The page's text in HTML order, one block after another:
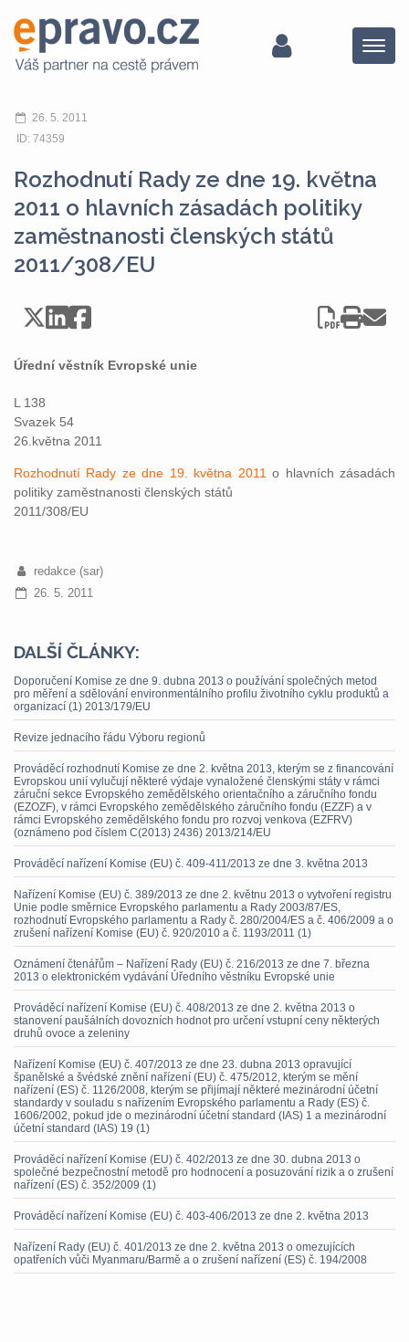
Menu
26. 5. 2011
ID: 74359
Rozhodnutí Rady ze dne 19. května
2011 o hlavních zásadách politiky
zaměstnanosti členských států
2011/308/EU
Úřední věstník Evropské unie
L 138
Svazek 54
26.května 2011
Rozhodnutí Rady ze dne 19. května 2011o hlavních zásadách
politiky zaměstnanosti členských států
2011/308/EU
redakce (sar)
26. 5. 2011
DALŠÍ ČLÁNKY:
Doporučení Komise ze dne 9. dubna 2013 o používání společných metod
pro měření a sdělování environmentálního profilu životního cyklu produktů a
organizací (1) 2013/179/EU
Revize jednacího řádu Výboru regionů
Prováděcí rozhodnutí Komise ze dne 2. května 2013, kterým se z financování
Evropskou unií vylučují některé výdaje vynaložené členskými státy v rámci
záruční sekce Evropského zemědělského orientačního a záručního fondu
(EZOZF), v rámci Evropského zemědělského záručního fondu (EZZF) a v
rámci Evropského zemědělského fondu pro rozvoj venkova (EZFRV)
(oznámeno pod číslem C(2013) 2436) 2013/214/EU
Prováděcí nařízení Komise (EU) č. 409-411/2013 ze dne 3. května 2013
Nařízení Komise (EU) č. 389/2013 ze dne 2. květnu 2013 o vytvoření registru
Unie podle směrnice Evropského parlamentu a Rady 2003/87/ES,
rozhodnutí Evropského parlamentu a Rady č. 280/2004/ES a č. 406/2009 a o
zrušení nařízení Komise (EU) č. 920/2010 a č. 1193/2011 (1)
Oznámení čtenářům – Nařízení Rady (EU) č. 216/2013 ze dne 7. března
2013 o elektronickém vydávání Úředního věstníku Evropské unie
Prováděcí nařízení Komise (EU) č. 408/2013 ze dne 2. května 2013 o
stanovení paušálních dovozních hodnot pro určení vstupní ceny některých
druhů ovoce a zeleniny
Nařízení Komise (EU) č. 407/2013 ze dne 23. dubna 2013 opravující
španělské a švédské znění nařízení (EU) č. 475/2012, kterým se mění
nařízení (ES) č. 1126/2008, kterým se přijímají některé mezinárodní účetní
standardy v souladu s nařízením Evropského parlamentu a Rady (ES) č.
1606/2002, pokud jde o mezinárodní účetní standard (IAS) 1 a mezinárodní
účetní standard (IAS) 19 (1)
Prováděcí nařízení Komise (EU) č. 402/2013 ze dne 30. dubna 2013 o
společné bezpečnostní metodě pro hodnocení a posuzování rizik a o zrušení
nařízení (ES) č. 352/2009 (1)
Prováděcí nařízení Komise (EU) č. 403-406/2013 ze dne 2. května 2013
Nařízení Rady (EU) č. 401/2013 ze dne 2. května 2013 o omezujících
opatřeních vůči Myanmaru/Barmě a o zrušení nařízení (ES) č. 194/2008